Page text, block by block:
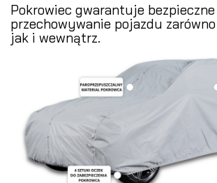
Pokrowiec gwarantuje bezpieczne
przechowywanie pojazdu
jak i wewnątrz.